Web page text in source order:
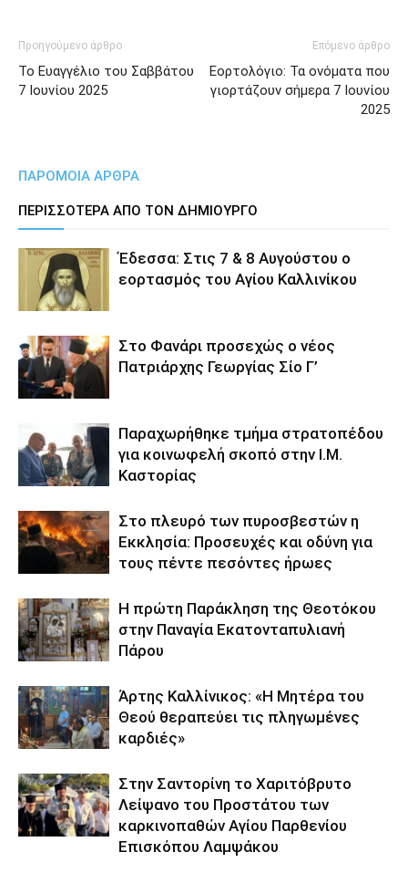
Προηγούμενο άρθρο
Το Ευαγγέλιο του Σαββάτου
7 Ιουνίου 2025
Επόμενο άρθρο
Εορτολόγιο: Τα ονόματα που
γιορτάζουν σήμερα 7 Ιουνίου
2025
ΠΑΡΟΜΟΙΑ ΑΡΘΡΑ
ΠΕΡΙΣΣΟΤΕΡΑ ΑΠΟ ΤΟΝ ΔΗΜΙΟΥΡΓΟ
Έδεσσα: Στις 7 & 8 Αυγούστου ο
εορτασμός του Αγίου Καλλινίκου
Στο Φανάρι προσεχώς ο νέος
Πατριάρχης Γεωργίας Σίο Γ’
Παραχωρήθηκε τμήμα στρατοπέδου
για κοινωφελή σκοπό στην Ι.Μ.
Καστορίας
Στο πλευρό των πυροσβεστών η
Εκκλησία: Προσευχές και οδύνη για
τους πέντε πεσόντες ήρωες
Η πρώτη Παράκληση της Θεοτόκου
στην Παναγία Εκατονταπυλιανή
Πάρου
Άρτης Καλλίνικος: «Η Μητέρα του
Θεού θεραπεύει τις πληγωμένες
καρδιές»
Στην Σαντορίνη το Χαριτόβρυτο
Λείψανο του Προστάτου των
καρκινοπαθών Αγίου Παρθενίου
Επισκόπου Λαμψάκου